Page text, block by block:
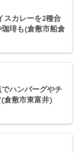
スカレーを2種合
琲も(倉敷市船倉
でハンバーグやチ
倉敷市東富井)